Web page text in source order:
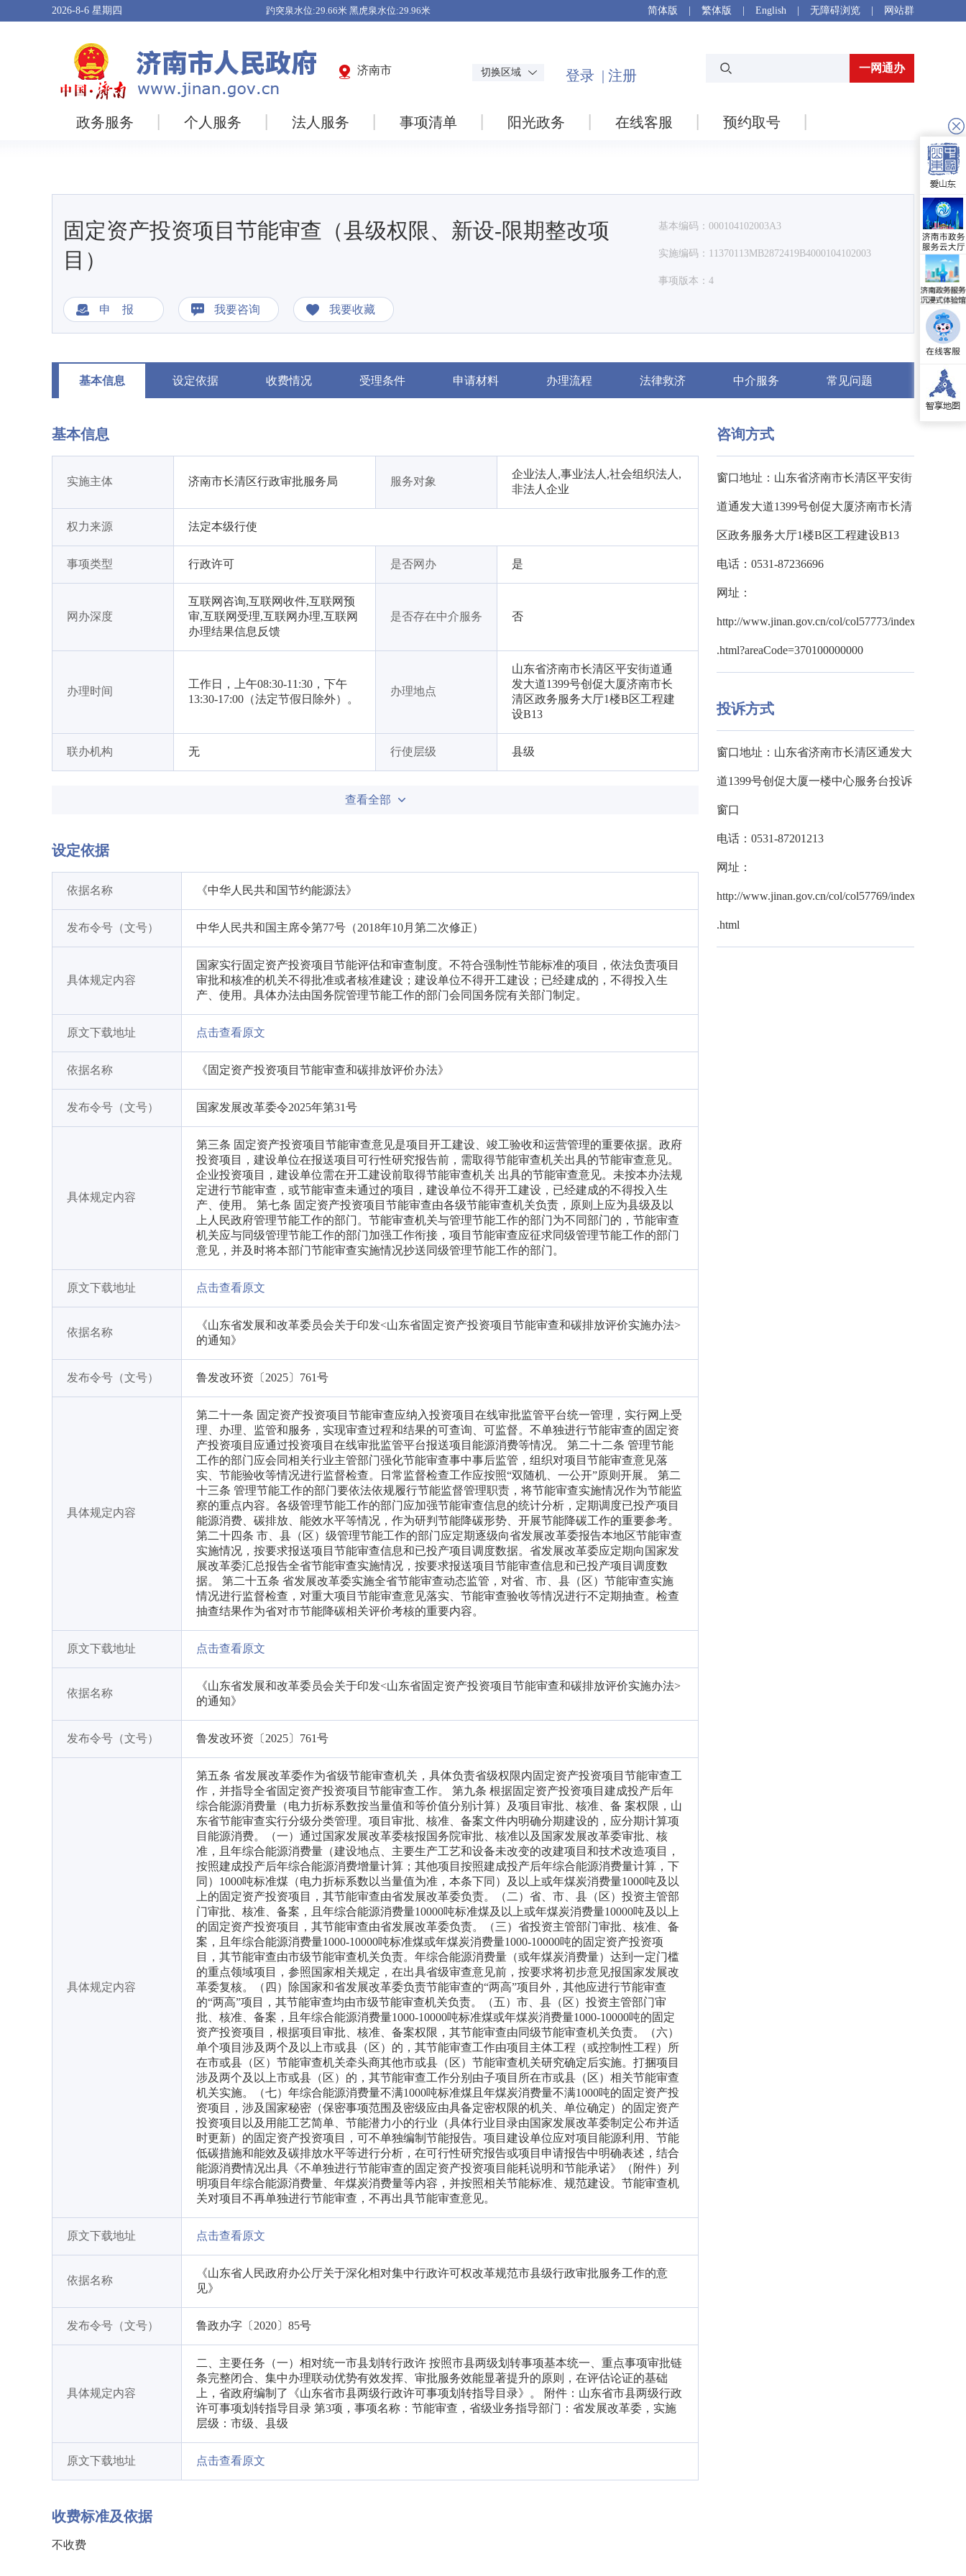
2026-8-6 星期四 简体版 繁体版 English 无障碍浏览 网站群
济南市 切换区域 一网通办
政务服务 个人服务 法人服务 事项清单 阳光政务 在线客服 预约取号
固定资产投资项目节能审查（县级权限、新设-限期整改项
目）
申 报 我要咨询 我要收藏
基本编码：000104102003A3
实施编码：11370113MB2872419B4000104102003
事项版本：4
基本信息 设定依据 收费情况 受理条件 申请材料 办理流程 法律救济 中介服务 常见问题
基本信息
实施主体 济南市长清区行政审批服务局 服务对象
企业法人,事业法人,社会组织法人,
非法人企业
权力来源 法定本级行使
事项类型 行政许可 是否网办 是
网办深度
互联网咨询,互联网收件,互联网预
审,互联网受理,互联网办理,互联网
办理结果信息反馈
是否存在中介服务 否
办理时间
工作日，上午08:30-11:30，下午
13:30-17:00（法定节假日除外）。
办理地点
山东省济南市长清区平安街道通
发大道1399号创促大厦济南市长
清区政务服务大厅1楼B区工程建
设B13
联办机构 无 行使层级 县级
查看全部
设定依据
依据名称 《中华人民共和国节约能源法》
发布令号（文号） 中华人民共和国主席令第77号（2018年10月第二次修正）
具体规定内容
国家实行固定资产投资项目节能评估和审查制度。不符合强制性节能标准的项目，依法负责项目
审批和核准的机关不得批准或者核准建设；建设单位不得开工建设；已经建成的，不得投入生
产、使用。具体办法由国务院管理节能工作的部门会同国务院有关部门制定。
原文下载地址 点击查看原文
依据名称 《固定资产投资项目节能审查和碳排放评价办法》
发布令号（文号） 国家发展改革委令2025年第31号
具体规定内容
第三条 固定资产投资项目节能审查意见是项目开工建设、竣工验收和运营管理的重要依据。政府
投资项目，建设单位在报送项目可行性研究报告前，需取得节能审查机关出具的节能审查意见。
企业投资项目，建设单位需在开工建设前取得节能审查机关 出具的节能审查意见。未按本办法规
定进行节能审查，或节能审查未通过的项目，建设单位不得开工建设，已经建成的不得投入生
产、使用。 第七条 固定资产投资项目节能审查由各级节能审查机关负责，原则上应为县级及以
上人民政府管理节能工作的部门。节能审查机关与管理节能工作的部门为不同部门的，节能审查
机关应与同级管理节能工作的部门加强工作衔接，项目节能审查应征求同级管理节能工作的部门
意见，并及时将本部门节能审查实施情况抄送同级管理节能工作的部门。
原文下载地址 点击查看原文
依据名称
《山东省发展和改革委员会关于印发<山东省固定资产投资项目节能审查和碳排放评价实施办法>
的通知》
发布令号（文号） 鲁发改环资〔2025〕761号
具体规定内容
第二十一条 固定资产投资项目节能审查应纳入投资项目在线审批监管平台统一管理，实行网上受
理、办理、监管和服务，实现审查过程和结果的可查询、可监督。不单独进行节能审查的固定资
产投资项目应通过投资项目在线审批监管平台报送项目能源消费等情况。 第二十二条 管理节能
工作的部门应会同相关行业主管部门强化节能审查事中事后监管，组织对项目节能审查意见落
实、节能验收等情况进行监督检查。日常监督检查工作应按照“双随机、一公开”原则开展。 第二
十三条 管理节能工作的部门要依法依规履行节能监督管理职责，将节能审查实施情况作为节能监
察的重点内容。各级管理节能工作的部门应加强节能审查信息的统计分析，定期调度已投产项目
能源消费、碳排放、能效水平等情况，作为研判节能降碳形势、开展节能降碳工作的重要参考。
第二十四条 市、县（区）级管理节能工作的部门应定期逐级向省发展改革委报告本地区节能审查
实施情况，按要求报送项目节能审查信息和已投产项目调度数据。省发展改革委应定期向国家发
展改革委汇总报告全省节能审查实施情况，按要求报送项目节能审查信息和已投产项目调度数
据。 第二十五条 省发展改革委实施全省节能审查动态监管，对省、市、县（区）节能审查实施
情况进行监督检查，对重大项目节能审查意见落实、节能审查验收等情况进行不定期抽查。检查
抽查结果作为省对市节能降碳相关评价考核的重要内容。
原文下载地址 点击查看原文
依据名称
《山东省发展和改革委员会关于印发<山东省固定资产投资项目节能审查和碳排放评价实施办法>
的通知》
发布令号（文号） 鲁发改环资〔2025〕761号
具体规定内容
第五条 省发展改革委作为省级节能审查机关，具体负责省级权限内固定资产投资项目节能审查工
作，并指导全省固定资产投资项目节能审查工作。 第九条 根据固定资产投资项目建成投产后年
综合能源消费量（电力折标系数按当量值和等价值分别计算）及项目审批、核准、备 案权限，山
东省节能审查实行分级分类管理。项目审批、核准、备案文件内明确分期建设的，应分期计算项
目能源消费。（一）通过国家发展改革委核报国务院审批、核准以及国家发展改革委审批、核
准，且年综合能源消费量（建设地点、主要生产工艺和设备未改变的改建项目和技术改造项目，
按照建成投产后年综合能源消费增量计算；其他项目按照建成投产后年综合能源消费量计算，下
同）1000吨标准煤（电力折标系数以当量值为准，本条下同）及以上或年煤炭消费量1000吨及以
上的固定资产投资项目，其节能审查由省发展改革委负责。（二）省、市、县（区）投资主管部
门审批、核准、备案，且年综合能源消费量10000吨标准煤及以上或年煤炭消费量10000吨及以上
的固定资产投资项目，其节能审查由省发展改革委负责。（三）省投资主管部门审批、核准、备
案，且年综合能源消费量1000-10000吨标准煤或年煤炭消费量1000-10000吨的固定资产投资项
目，其节能审查由市级节能审查机关负责。年综合能源消费量（或年煤炭消费量）达到一定门槛
的重点领域项目，参照国家相关规定，在出具省级审查意见前，按要求将初步意见报国家发展改
革委复核。（四）除国家和省发展改革委负责节能审查的“两高”项目外，其他应进行节能审查
的“两高”项目，其节能审查均由市级节能审查机关负责。（五）市、县（区）投资主管部门审
批、核准、备案，且年综合能源消费量1000-10000吨标准煤或年煤炭消费量1000-10000吨的固定
资产投资项目，根据项目审批、核准、备案权限，其节能审查由同级节能审查机关负责。（六）
单个项目涉及两个及以上市或县（区）的，其节能审查工作由项目主体工程（或控制性工程）所
在市或县（区）节能审查机关牵头商其他市或县（区）节能审查机关研究确定后实施。打捆项目
涉及两个及以上市或县（区）的，其节能审查工作分别由子项目所在市或县（区）相关节能审查
机关实施。（七）年综合能源消费量不满1000吨标准煤且年煤炭消费量不满1000吨的固定资产投
资项目，涉及国家秘密（保密事项范围及密级应由具备定密权限的机关、单位确定）的固定资产
投资项目以及用能工艺简单、节能潜力小的行业（具体行业目录由国家发展改革委制定公布并适
时更新）的固定资产投资项目，可不单独编制节能报告。项目建设单位应对项目能源利用、节能
低碳措施和能效及碳排放水平等进行分析，在可行性研究报告或项目申请报告中明确表述，结合
能源消费情况出具《不单独进行节能审查的固定资产投资项目能耗说明和节能承诺》（附件）列
明项目年综合能源消费量、年煤炭消费量等内容，并按照相关节能标准、规范建设。节能审查机
关对项目不再单独进行节能审查，不再出具节能审查意见。
原文下载地址 点击查看原文
依据名称
《山东省人民政府办公厅关于深化相对集中行政许可权改革规范市县级行政审批服务工作的意
见》
发布令号（文号） 鲁政办字〔2020〕85号
具体规定内容
二、主要任务（一）相对统一市县划转行政许 按照市县两级划转事项基本统一、重点事项审批链
条完整闭合、集中办理联动优势有效发挥、审批服务效能显著提升的原则，在评估论证的基础
上，省政府编制了《山东省市县两级行政许可事项划转指导目录》。 附件：山东省市县两级行政
许可事项划转指导目录 第3项，事项名称：节能审查，省级业务指导部门：省发展改革委，实施
层级：市级、县级
原文下载地址 点击查看原文
收费标准及依据
不收费
咨询方式
窗口地址：山东省济南市长清区平安街
道通发大道1399号创促大厦济南市长清
区政务服务大厅1楼B区工程建设B13
电话：0531-87236696
网址：
http://www.jinan.gov.cn/col/col57773/index
.html?areaCode=370100000000
投诉方式
窗口地址：山东省济南市长清区通发大
道1399号创促大厦一楼中心服务台投诉
窗口
电话：0531-87201213
网址：
http://www.jinan.gov.cn/col/col57769/index
.html